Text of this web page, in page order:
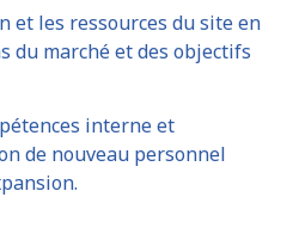
et les ressources du site en
du marché et des objectifs
interne et
de nouveau personnel